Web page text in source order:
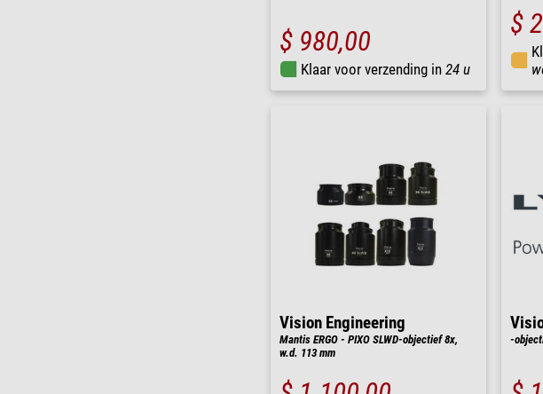
$ 980,00
Klaar voor verzending in 24 u
$
Vision Engineering
Mantis ERGO - PIXO SLWD-objectief 8x,
w.d. 113 mm
-